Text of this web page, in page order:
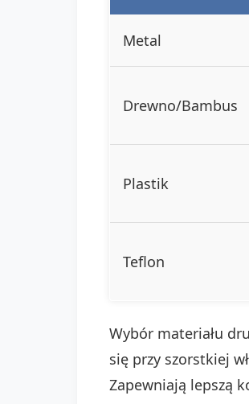
Metal
Drewno/Bambus
Plastik
Teflon
Wybór materiału
się przy szorstkiej
Zapewniają lepszą